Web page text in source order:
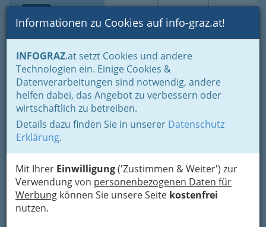
Suche Login Toggle
Informationen zu Cookies auf info-graz.at!
INFOGRAZ.at setzt Cookies und andere
Technologien ein. Einige Cookies &
Datenverarbeitungen sind notwendig, andere
helfen dabei, das Angebot zu verbessern oder
wirtschaftlich zu betreiben.
Details dazu finden Sie in unserer Datenschutz
Erklärung.
Mit Ihrer Einwilligung('Zustimmen & Weiter') zur
Verwendung von personenbezogenen Daten für
Werbung können Sie unsere Seite kostenfrei
nutzen.
Home Branchen Freizeit & Sport Sport
Turnen - Gymnastik
Alt - Herren - Verband des
Akademischen Turnvereins
Graz
Bürgergasse 4, 8010 Graz
+43 316 822 393
+43 316 822 393